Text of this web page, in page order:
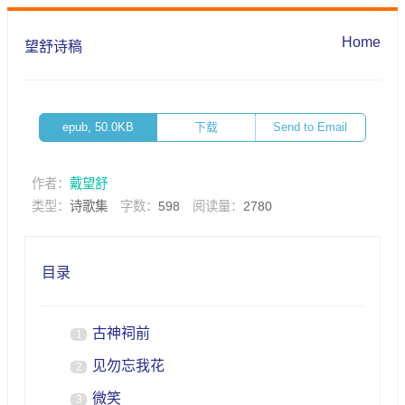
望舒诗稿 Home
epub, 50.0KB 下载 Send to Email
作者： 戴望舒
类型： 诗歌集 字数： 598 阅读量： 2780
目录
1 古神祠前
2 见勿忘我花
3 微笑